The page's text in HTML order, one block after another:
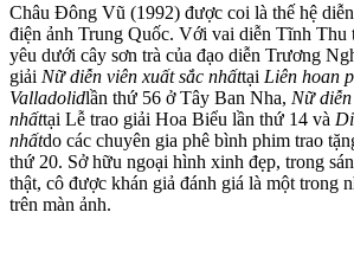
Châu Đông Vũ (1992) được coi là thế hệ
điện ảnh Trung Quốc. Với vai diễn Tĩnh Thu
yêu dưới cây sơn trà của đạo diễn Trương
giải Nữ diễn viên xuất sắc nhấttại Liên hoan
Valladolidlần thứ 56 ở Tây Ban Nha, Nữ
nhấttại Lễ trao giải Hoa Biểu lần thứ 14 và
nhấtdo các chuyên gia phê bình phim trao
thứ 20. Sở hữu ngoại hình xinh đẹp, trong
thật, cô được khán giả đánh giá là một trong
trên màn ảnh.